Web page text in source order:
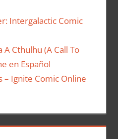
Intergalactic Comic
Cthulhu (A Call To
en Español
– Ignite Comic Online